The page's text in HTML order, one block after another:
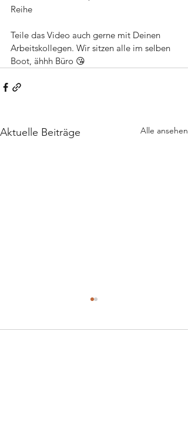
Reihe
Teile das Video auch gerne mit Deinen
Arbeitskollegen. Wir sitzen alle im selben
Boot, ähhh Büro 😘
Aktuelle Beiträge Alle ansehen